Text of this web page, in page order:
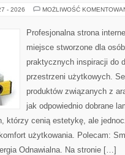
- 2026 MOŻLIWOŚĆ
Profesjonalna strona
miejsce stworzone dla
praktycznych inspiracji do
przestrzeni użytkowych.
produktów związanych z
jak odpowiednio dobrane
którzy cenią estetykę, ale
użytkowania. Polecam:
Odnawialna. Na stronie […]